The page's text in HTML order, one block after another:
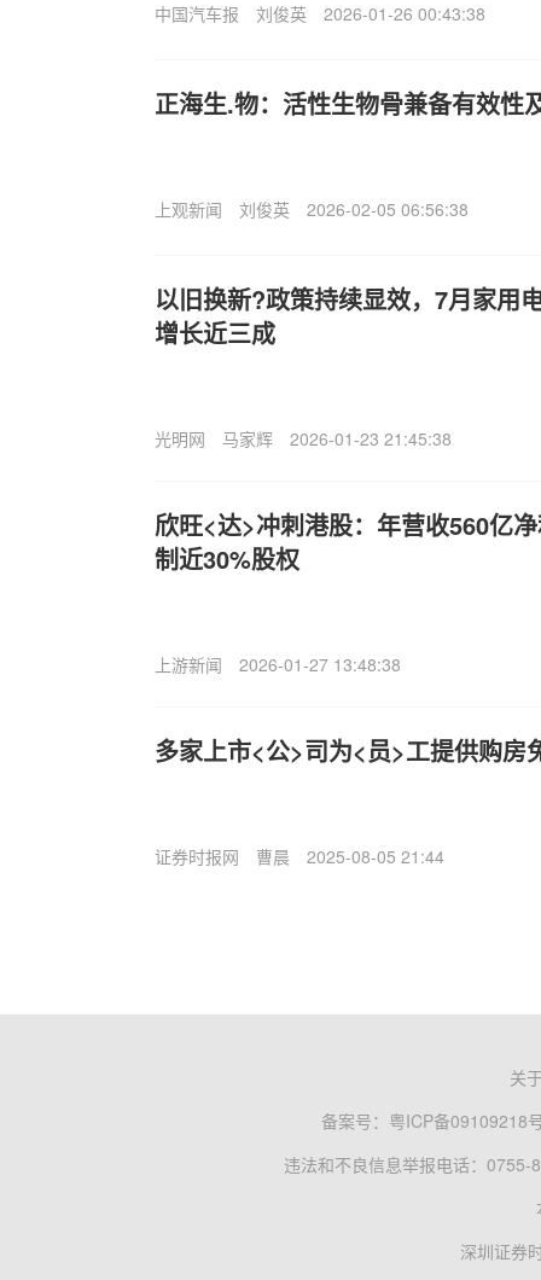
中国汽车报 刘俊英 2026-01-26 00:43:38
正海生.物：活性生物骨兼备有效性
上观新闻 刘俊英 2026-02-05 06:56:38
以旧换新?政策持续显效，7月家用
增长近三成
光明网 马家辉 2026-01-23 21:45:38
欣旺<达>冲刺港股：年营收560亿
制近30%股权
上游新闻 2026-01-27 13:48:38
多家上市<公>司为<员>工提供购房
证券时报网 曹晨 2025-08-05 21:44
关
备案号： 粤ICP备09109218
违法和不良信息举报电话：0755-
深圳证券